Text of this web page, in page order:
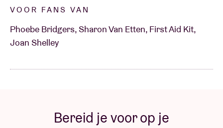
VOOR FANS VAN
Phoebe Bridgers, Sharon Van Etten, First Aid Kit,
Joan Shelley
Bereid je voor op je